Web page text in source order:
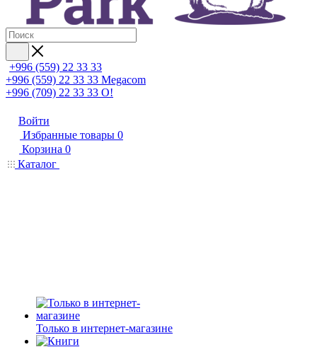
+996 (559) 22 33 33
+996 (559) 22 33 33 Megacom
+996 (709) 22 33 33 O!
Войти
Избранные товары 0
Корзина 0
Каталог
Только в интернет-магазине